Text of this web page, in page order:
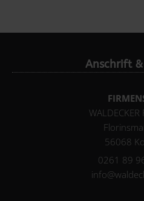
Anschrift
WALDECKER
56068
0261 89